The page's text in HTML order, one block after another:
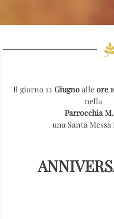
Il giorno 12 Giugnoalleore
nella
Parrocchia
una Santa Messa in